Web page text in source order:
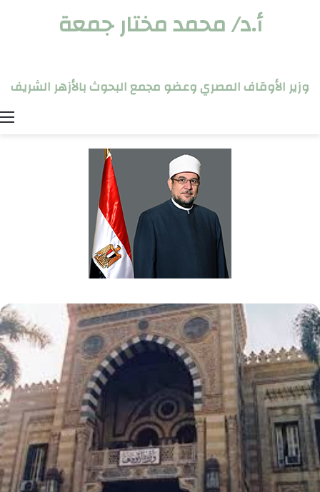
أ.د/ محمد مختار جمعة
وزير الأوقاف المصري وعضو مجمع البحوث بالأزهر الشريف